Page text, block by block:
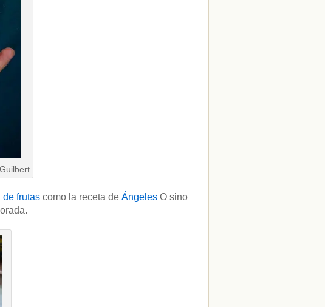
de frutas como la receta de Ángeles O sino